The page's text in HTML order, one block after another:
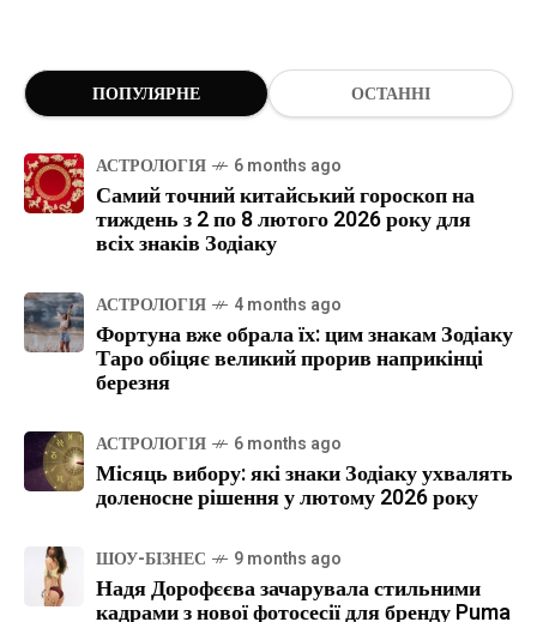
ПОПУЛЯРНЕ ОСТАННІ
АСТРОЛОГІЯ 6 months ago
Самий точний китайський гороскоп на
тиждень з 2 по 8 лютого 2026 року для
всіх знаків Зодіаку
АСТРОЛОГІЯ 4 months ago
Фортуна вже обрала їх: цим знакам Зодіаку
Таро обіцяє великий прорив наприкінці
березня
АСТРОЛОГІЯ 6 months ago
Місяць вибору: які знаки Зодіаку ухвалять
доленосне рішення у лютому 2026 року
ШОУ-БІЗНЕС 9 months ago
Надя Дорофєєва зачарувала стильними
кадрами з нової фотосесії для бренду Puma